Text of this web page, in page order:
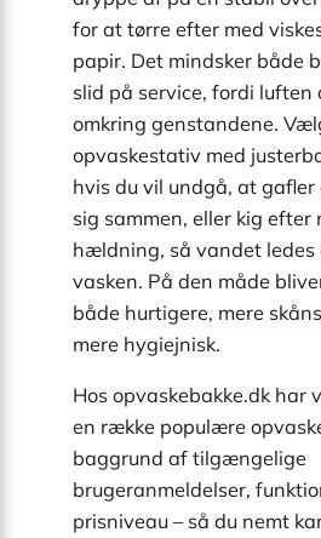
for at tørre efter med
papir. Det mindsker både
slid på service, fordi luften
omkring genstandene.
opvaskestativ med
hvis du vil undgå, at
sig sammen, eller kig efter
hældning, så vandet ledes
vasken. På den måde
både hurtigere, mere
mere hygiejnisk.
Hos opvaskebakke.dk har
en række populære
baggrund af tilgængelige
brugeranmeldelser,
prisniveau – så du nemt